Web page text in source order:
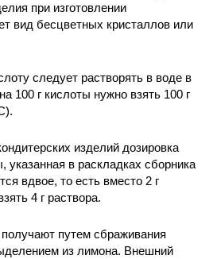
при изготовлении
вид бесцветных кристаллов или
следует растворять в воде в
100 г кислоты нужно взять 100 г
изделий дозировка
указанная в раскладках сборника
вдвое, то есть вместо 2 г
4 г раствора.
путем сбраживания
из лимона. Внешний